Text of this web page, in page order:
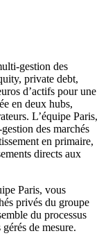
gestion des
private debt,
d’actifs pour une
en deux hubs,
L’équipe Paris,
des marchés
en primaire,
directs aux
Paris, vous
privés du groupe
du processus
de mesure.